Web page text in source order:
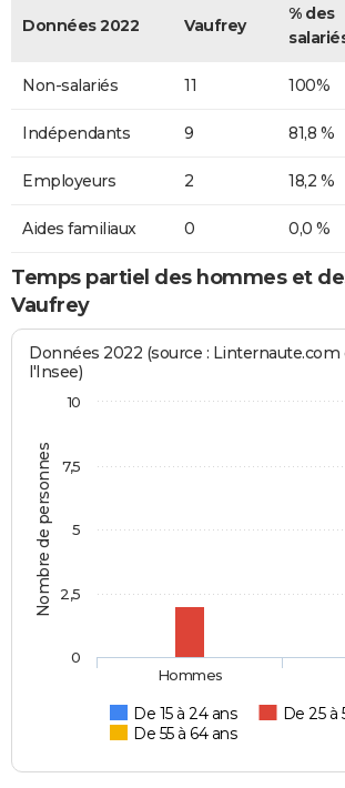
Données 2022 Vaufrey
% des
Non-salariés 11 100%
Indépendants 9 81,8 %
Employeurs 2 18,2 %
Aides familiaux 0 0,0 %
Temps partiel des hommes et
Vaufrey
Nombre de personnes
Données 2022 (source : Linternaute.com
l'Insee)
De 15 à 24 ans
De 25 à
De 55 à 64 ans
Hommes
0
2,5
5
7,5
10